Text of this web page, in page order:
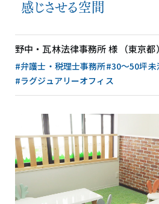
感じさせる空間
野中・瓦林法律事務所 様 （東京都）
#弁護士・税理士事務所#30〜50坪未
#ラグジュアリーオフィス